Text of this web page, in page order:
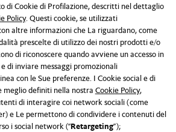
di Cookie di Profilazione, descritti nel dettaglio
Policy. Questi cookie, se utilizzati
altre informazioni che La riguardano, come
prescelte di utilizzo dei nostri prodotti e/o
di riconoscere quando avviene un accesso in
di inviare messaggi promozionali
con le Sue preferenze. I Cookie social e di
meglio definiti nella nostra Cookie Policy,
di interagire coi network sociali (come
e Le permettono di condividere i contenuti del
i social network (“Retargeting”);